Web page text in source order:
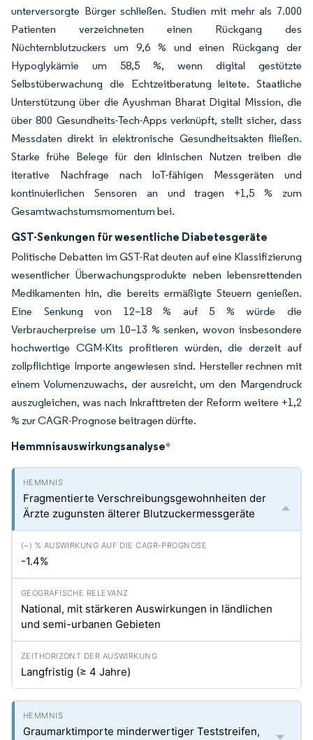
unterversorgte Bürger schließen. Studien mit mehr als 7.000
Patienten verzeichneten einen Rückgang des
Nüchternblutzuckers um 9,6 % und einen Rückgang der
Hypoglykämie um 58,5 %, wenn digital gestützte
Selbstüberwachung die Echtzeitberatung leitete. Staatliche
Unterstützung über die Ayushman Bharat Digital Mission, die
über 800 Gesundheits-Tech-Apps verknüpft, stellt sicher, dass
Messdaten direkt in elektronische Gesundheitsakten fließen.
Starke frühe Belege für den klinischen Nutzen treiben die
iterative Nachfrage nach IoT-fähigen Messgeräten und
kontinuierlichen Sensoren an und tragen +1,5 % zum
Gesamtwachstumsmomentum bei.
GST-Senkungen für wesentliche Diabetesgeräte
Politische Debatten im GST-Rat deuten auf eine Klassifizierung
wesentlicher Überwachungsprodukte neben lebensrettenden
Medikamenten hin, die bereits ermäßigte Steuern genießen.
Eine Senkung von 12–18 % auf 5 % würde die
Verbraucherpreise um 10–13 % senken, wovon insbesondere
hochwertige CGM-Kits profitieren würden, die derzeit auf
zollpflichtige Importe angewiesen sind. Hersteller rechnen mit
einem Volumenzuwachs, der ausreicht, um den Margendruck
auszugleichen, was nach Inkrafttreten der Reform weitere +1,2
% zur CAGR-Prognose beitragen dürfte.
Hemmnisauswirkungsanalyse*
Fragmentierte Verschreibungsgewohnheiten der
Ärzte zugunsten älterer Blutzuckermessgeräte
-1.4%
National, mit stärkeren Auswirkungen in ländlichen
und semi-urbanen Gebieten
Langfristig (≥ 4 Jahre)
Graumarktimporte minderwertiger Teststreifen,